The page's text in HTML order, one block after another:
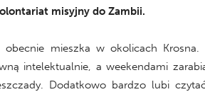
misyjny do Zambii.
obecnie mieszka w okolicach
intelektualnie, a weekendami
Dodatkowo bardzo lubi